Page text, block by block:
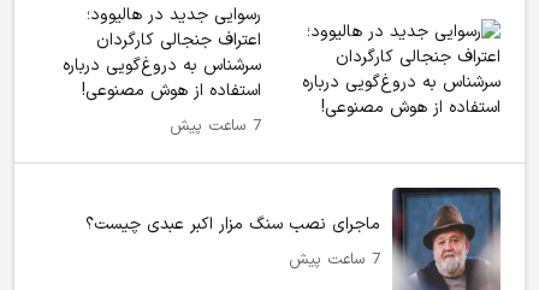
رسوایی جدید در هالیوود؛
اعتراف جنجالی کارگردان
سرشناس به دروغ‌گویی درباره
استفاده از هوش مصنوعی!
7 ساعت پیش
ماجرای نصب سنگ مزار اکبر عبدی چیست؟
7 ساعت پیش